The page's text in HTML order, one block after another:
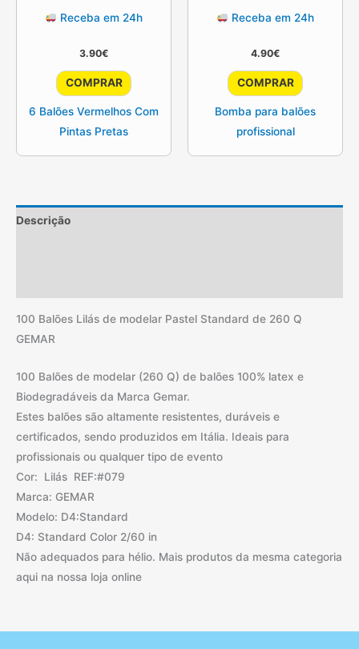
Receba em 24h
3.90€
COMPRAR
6 Balões Vermelhos Com
Pintas Pretas
Receba em 24h
4.90€
COMPRAR
Bomba para balões
profissional
Descrição
100 Balões Lilás de modelar Pastel Standard de 260 Q
GEMAR
100 Balões de modelar (260 Q) de balões 100% latex e
Biodegradáveis da Marca Gemar.
Estes balões são altamente resistentes, duráveis e
certificados, sendo produzidos em Itália. Ideais para
profissionais ou qualquer tipo de evento
Cor: Lilás REF:#079
Marca: GEMAR
Modelo: D4:Standard
D4: Standard Color 2/60 in
Não adequados para hélio. Mais produtos da mesma categoria
aqui na nossa loja online